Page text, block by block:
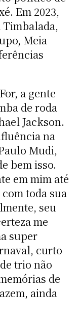
Em 2023,
Timbalada,
Meia
a gente
de roda
Jackson.
na
Mudi,
bem isso.
em mim até
toda sua
seu
me
super
curto
trio não
de
ainda